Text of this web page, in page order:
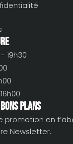
19h30
plans
promotion en
Newsletter.